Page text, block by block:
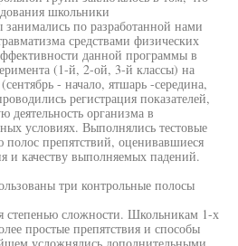
школьники
по разработанной нами
средствами физических
данной программы в
(1-й, 2-ой, 3-й классы) на
- начало, ятшарь -середина,
регистрация показателей,
организма в
условиях. Выполнялись тестовые
препятствий, оценивавшиеся
и качеству выполняемых падений.
три контрольные полосы
степенью сложности. Школьникам 1-х
простые препятствия и способы